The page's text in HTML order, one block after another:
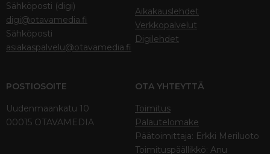
Sähköposti (digi)
digi@otavamedia.fi
Sähköposti
asiakaspalvelu@otavamedia.fi
Aikakauslehdet
Verkkopalvelut
Digilehdet
POSTIOSOITE
Uudenmaankatu 10
00015 OTAVAMEDIA
OTA YHTEYTTÄ
Toimitus
Palautelomake
Päätoimittaja: Erkki Meriluoto
Toimituspäällikkö: Anu